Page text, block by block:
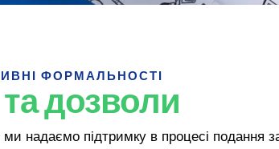
ФОРМАЛЬНОСТІ
дозволи
надаємо підтримку в процесі подання